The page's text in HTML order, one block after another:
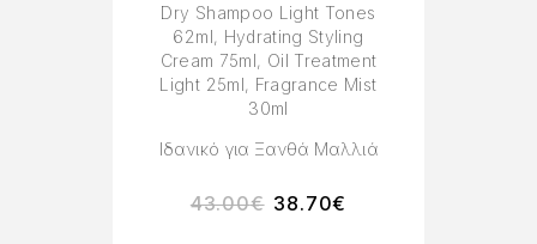
Dry Shampoo Light Tones
62ml, Hydrating Styling
Cream 75ml, Oil Treatment
Light 25ml, Fragrance Mist
30ml
Ιδανικό για Ξανθά Μαλλιά
43.00€ 38.70€